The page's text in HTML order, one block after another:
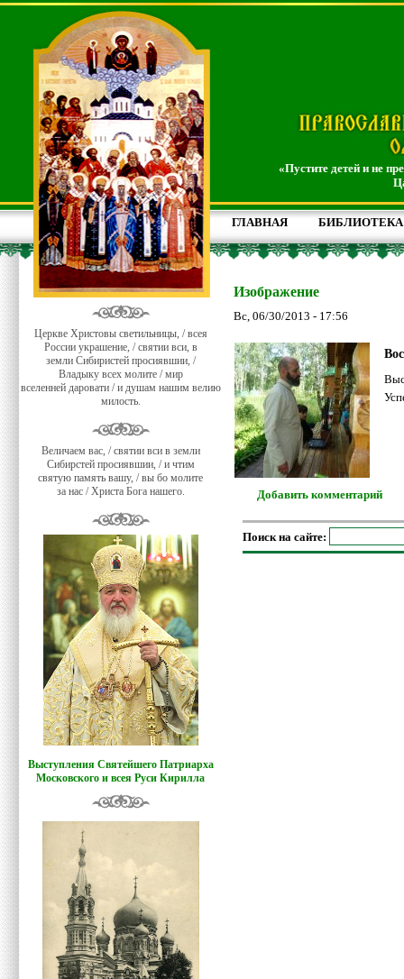
«Пустите детей и не
ГЛАВНАЯ БИБЛИОТЕКА
Церкве Христовы светильницы, / всея
России украшение, / святии вси, в
земли Сибиристей просиявшии, /
Владыку всех молите / мир
вселенней даровати / и душам нашим велию
милость.
Величаем вас, / святии вси в земли
Сибирстей просиявшии, / и чтим
святую память вашу, / вы бо молите
за нас / Христа Бога нашего.
Выступления Святейшего Патриарха
Московского и всея Руси Кирилла
Изображение
Вс, 06/30/2013 - 17:56
Добавить комментарий
Поиск на сайте: